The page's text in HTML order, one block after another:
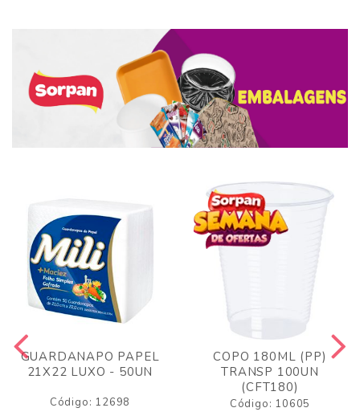
GUARDANAPO PAPEL
21X22 LUXO - 50UN
Código: 12698
COPO 180ML (PP)
TRANSP 100UN
(CFT180)
Código: 10605